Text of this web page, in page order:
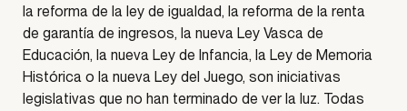
la reforma de la ley de igualdad, la reforma de la renta
de garantía de ingresos, la nueva Ley Vasca de
Educación, la nueva Ley de Infancia, la Ley de Memoria
Histórica o la nueva Ley del Juego, son iniciativas
legislativas que no han terminado de ver la luz. Todas